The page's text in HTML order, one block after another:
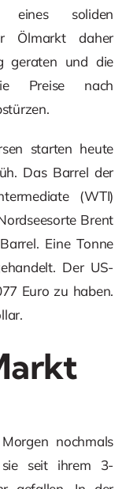
soliden
Ölmarkt daher
geraten und die
Preise nach
starten heute
Das Barrel der
(WTI)
Brent
Eine Tonne
Der US-
Euro zu haben.
nochmals
seit ihrem 3-